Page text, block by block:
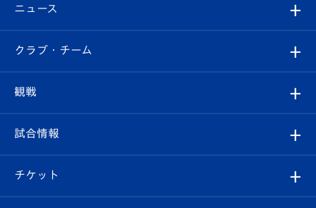
ニュース
すべて
クラブ
試合情報
クラブ・チーム
クラブ概要
エンブレム紹介
観戦
観戦ルール
はじめての観戦ガイド
試合情報
試合日程/結果
チケット